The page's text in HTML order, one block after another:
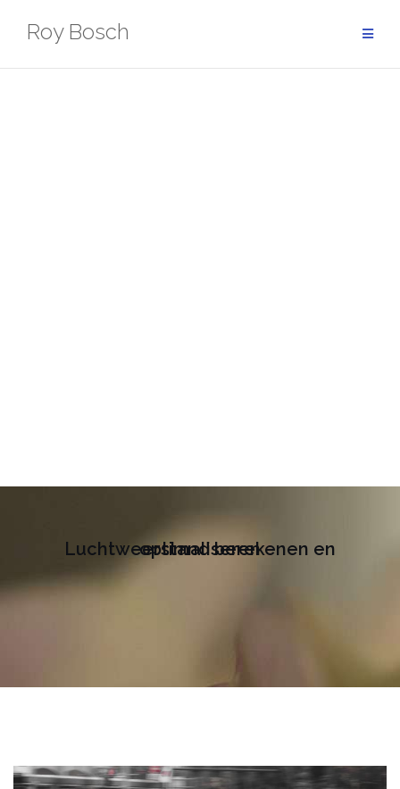
Roy Bosch
Luchtweerstand berekenen en optimaliseren